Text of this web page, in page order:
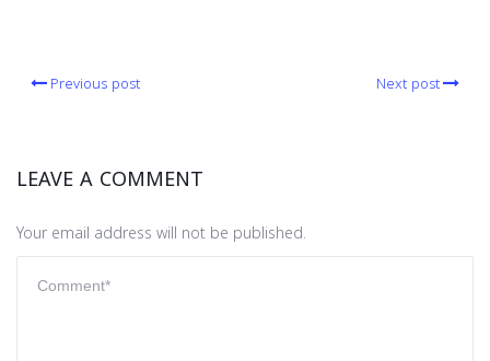
Previous post Next post
LEAVE A COMMENT
Your email address will not be published.